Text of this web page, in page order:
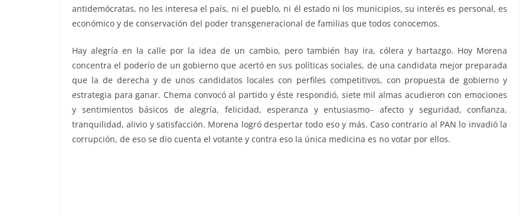
antidemócratas, no les interesa el país, ni el pueblo, ni él estado ni los municipios, su interés es personal, es
económico y de conservación del poder transgeneracional de familias que todos conocemos.
Hay alegría en la calle por la idea de un cambio, pero también hay ira, cólera y hartazgo. Hoy Morena
concentra el poderío de un gobierno que acertó en sus políticas sociales, de una candidata mejor preparada
que la de derecha y de unos candidatos locales con perfiles competitivos, con propuesta de gobierno y
estrategia para ganar. Chema convocó al partido y éste respondió, siete mil almas acudieron con emociones
y sentimientos básicos de alegría, felicidad, esperanza y entusiasmo‒ afecto y seguridad, confianza,
tranquilidad, alivio y satisfacción. Morena logró despertar todo eso y más. Caso contrario al PAN lo invadió la
corrupción, de eso se dio cuenta el votante y contra eso la única medicina es no votar por ellos.